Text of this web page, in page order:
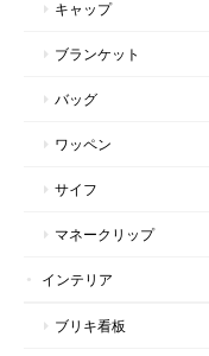
キャップ
ブランケット
バッグ
ワッペン
サイフ
マネークリップ
インテリア
ブリキ看板